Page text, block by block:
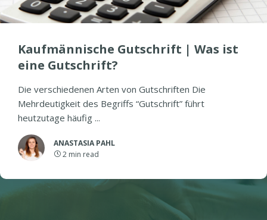
Kaufmännische Gutschrift | Was ist
eine Gutschrift?
Die verschiedenen Arten von Gutschriften Die
Mehrdeutigkeit des Begriffs “Gutschrift” führt
heutzutage häufig ...
ANASTASIA PAHL
2 min read